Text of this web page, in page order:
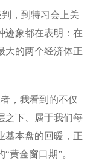
，到特习会上关
迹象都在表明：在
大的两个经济体正
，我看到的不仅
之下、属于我们每
基本盘的回暖，正
黄金窗口期”。